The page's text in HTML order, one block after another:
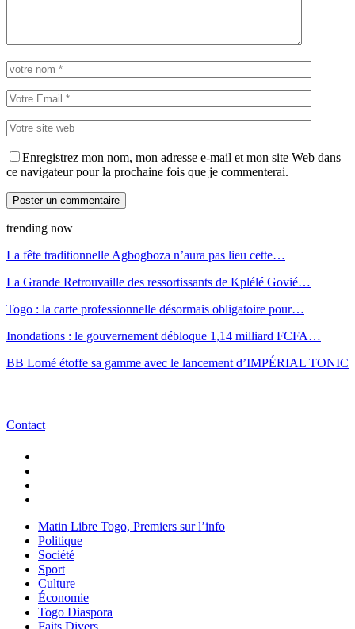
Enregistrez mon nom, mon adresse e-mail et mon site Web dans
ce navigateur pour la prochaine fois que je commenterai.
trending now
La fête traditionnelle Agbogboza n’aura pas lieu cette…
La Grande Retrouvaille des ressortissants de Kplélé Govié…
Togo : la carte professionnelle désormais obligatoire pour…
Inondations : le gouvernement débloque 1,14 milliard FCFA…
BB Lomé étoffe sa gamme avec le lancement d’IMPÉRIAL TONIC
Contact
Matin Libre Togo, Premiers sur l’info
Politique
Société
Sport
Culture
Économie
Togo Diaspora
Faits Divers